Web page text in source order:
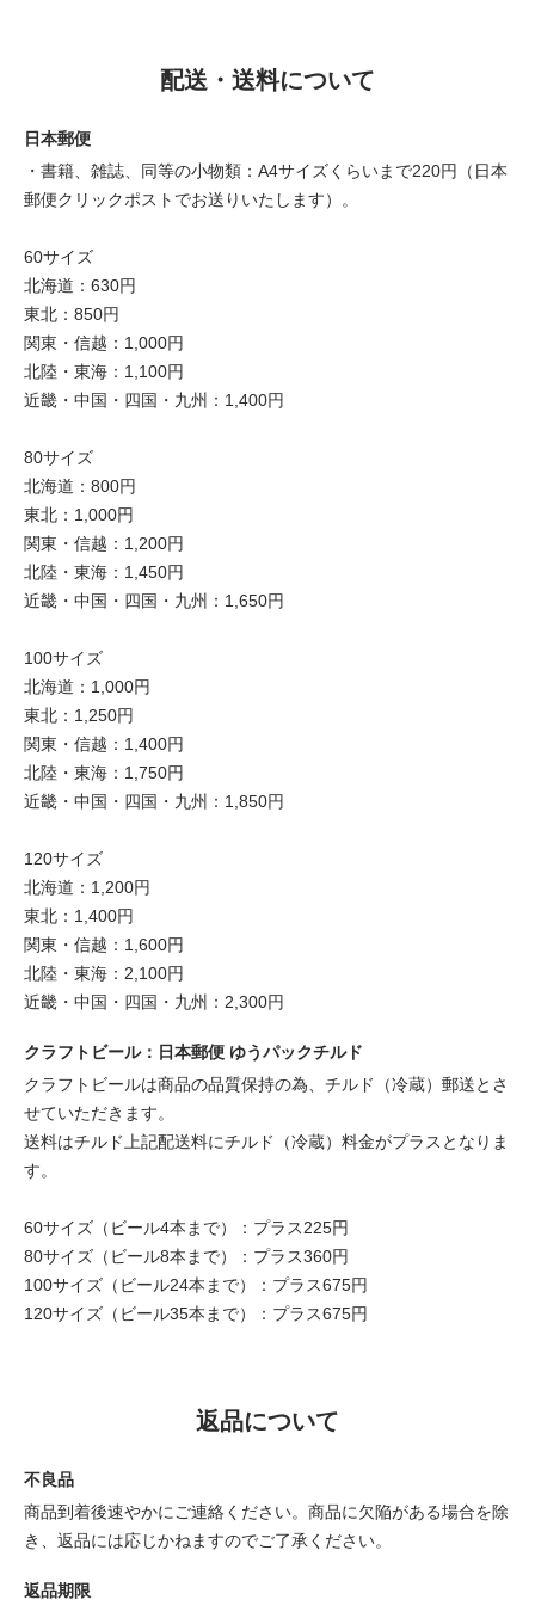
配送・送料について
日本郵便
・書籍、雑誌、同等の小物類：A4サイズくらいまで220円（日本
郵便クリックポストでお送りいたします）。
60サイズ
北海道：630円
東北：850円
関東・信越：1,000円
北陸・東海：1,100円
近畿・中国・四国・九州：1,400円
80サイズ
北海道：800円
東北：1,000円
関東・信越：1,200円
北陸・東海：1,450円
近畿・中国・四国・九州：1,650円
100サイズ
北海道：1,000円
東北：1,250円
関東・信越：1,400円
北陸・東海：1,750円
近畿・中国・四国・九州：1,850円
120サイズ
北海道：1,200円
東北：1,400円
関東・信越：1,600円
北陸・東海：2,100円
近畿・中国・四国・九州：2,300円
クラフトビール：日本郵便 ゆうパックチルド
クラフトビールは商品の品質保持の為、チルド（冷蔵）郵送とさ
せていただきます。
送料はチルド上記配送料にチルド（冷蔵）料金がプラスとなりま
す。
60サイズ（ビール4本まで）：プラス225円
80サイズ（ビール8本まで）：プラス360円
100サイズ（ビール24本まで）：プラス675円
120サイズ（ビール35本まで）：プラス675円
返品について
不良品
商品到着後速やかにご連絡ください。商品に欠陥がある場合を除
き、返品には応じかねますのでご了承ください。
返品期限